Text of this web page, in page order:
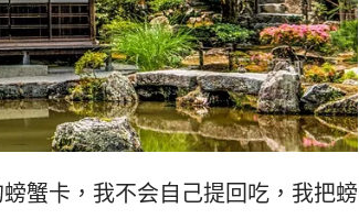
蟹卡，我不会自己提回吃，我把螃